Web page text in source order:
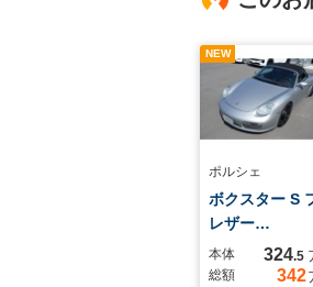
NEW
ポルシェ
ボクスター S
レザー…
本体 324.5
総額
342